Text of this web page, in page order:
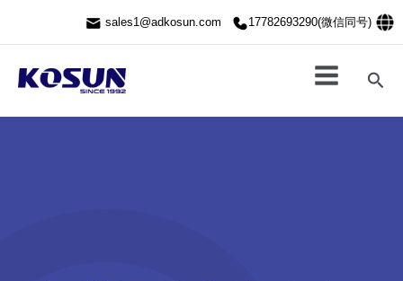
sales1@adkosun.com 17782693290(微信同号)
搜
索